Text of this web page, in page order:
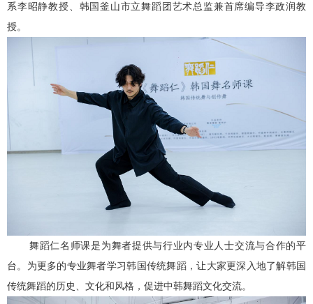
系李昭静教授、韩国釜山市立舞蹈团艺术总监兼首席编导李政润教
授。
舞蹈仁名师课是为舞者提供与行业内专业人士交流与合作的平
台。为更多的专业舞者学习韩国传统舞蹈，让大家更深入地了解韩国
传统舞蹈的历史、文化和风格，促进中韩舞蹈文化交流。